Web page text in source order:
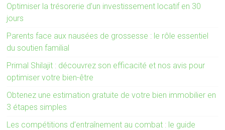
Optimiser la trésorerie d’un investissement locatif en 30
jours
Parents face aux nausées de grossesse : le rôle essentiel
du soutien familial
Primal Shilajit : découvrez son efficacité et nos avis pour
optimiser votre bien-être
Obtenez une estimation gratuite de votre bien immobilier en
3 étapes simples
Les compétitions d’entraînement au combat : le guide